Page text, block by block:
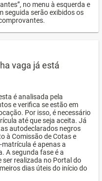
no menu à esquerda e
seguida serão exibidos os
vaga já está
é analisada pela
e verifica se estão em
Por isso, é necessário
até que seja aceita. Já
autodeclarados negros
à Comissão de Cotas e
é apenas a
A segunda fase é a
ser realizada no Portal do
dias úteis do início do